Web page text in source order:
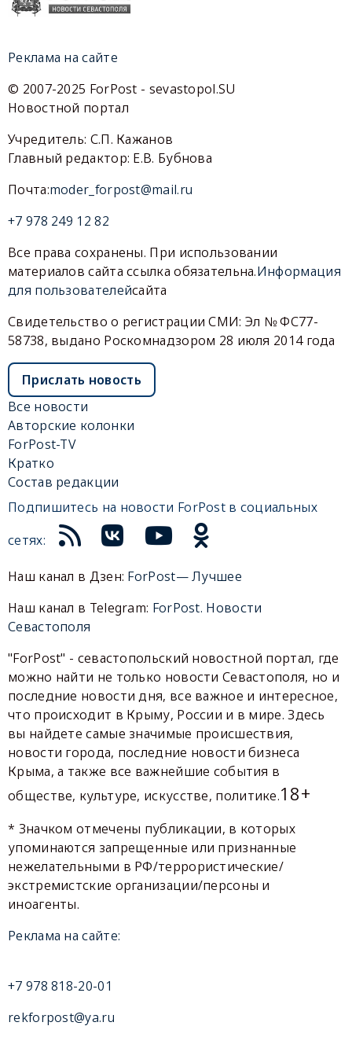
Реклама на сайте
© 2007-2025 ForPost - sevastopol.SU
Новостной портал
Учредитель: С.П. Кажанов
Главный редактор: Е.В. Бубнова
Почта:moder_forpost@mail.ru
+7 978 249 12 82
Все права сохранены. При использовании
материалов сайта ссылка обязательна.Информация
для пользователейсайта
Свидетельство о регистрации СМИ: Эл № ФС77-
58738, выдано Роскомнадзором 28 июля 2014 года
Прислать новость
Все новости
Авторские колонки
ForPost-TV
Кратко
Состав редакции
Подпишитесь на новости ForPost в социальных
сетях:
Наш канал в Дзен: ForPost— Лучшее
Наш канал в Telegram: ForPost. Новости
Севастополя
"ForPost" - севастопольский новостной портал, где
можно найти не только новости Севастополя, но и
последние новости дня, все важное и интересное,
что происходит в Крыму, России и в мире. Здесь
вы найдете самые значимые происшествия,
новости города, последние новости бизнеса
Крыма, а также все важнейшие события в
обществе, культуре, искусстве, политике.18+
* Значком отмечены публикации, в которых
упоминаются запрещенные или признанные
нежелательными в РФ/террористические/
экстремистские организации/персоны и
иноагенты.
Реклама на сайте:
+7 978 818-20-01
rekforpost@ya.ru